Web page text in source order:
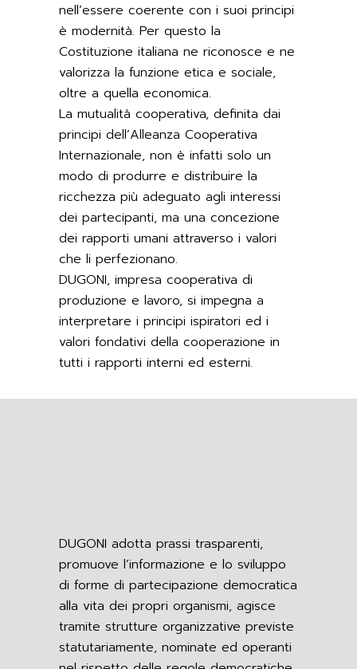
nell’essere coerente con i suoi principi
è modernità. Per questo la
Costituzione italiana ne riconosce e ne
valorizza la funzione etica e sociale,
oltre a quella economica.
La mutualità cooperativa, definita dai
principi dell’Alleanza Cooperativa
Internazionale, non è infatti solo un
modo di produrre e distribuire la
ricchezza più adeguato agli interessi
dei partecipanti, ma una concezione
dei rapporti umani attraverso i valori
che li perfezionano.
DUGONI, impresa cooperativa di
produzione e lavoro, si impegna a
interpretare i principi ispiratori ed i
valori fondativi della cooperazione in
tutti i rapporti interni ed esterni.
DUGONI adotta prassi trasparenti,
promuove l’informazione e lo sviluppo
di forme di partecipazione democratica
alla vita dei propri organismi, agisce
tramite strutture organizzative previste
statutariamente, nominate ed operanti